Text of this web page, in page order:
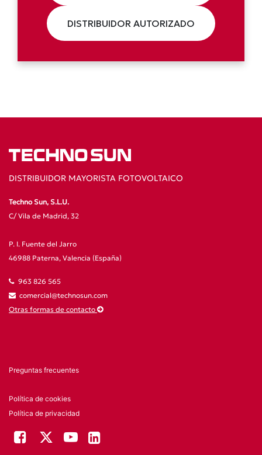
DISTRIBUIDOR AUTORIZADO
DISTRIBUIDOR MAYORISTA FOTOVOLTAICO
Techno Sun, S.L.U.
C/ Vila de Madrid, 32
P. I. Fuente del Jarro
46988 Paterna, Valencia (España)
963 826 565
comercial@technosun.com
Otras formas de contacto
Preguntas frecuentes
Política de cookies
Política de privacidad